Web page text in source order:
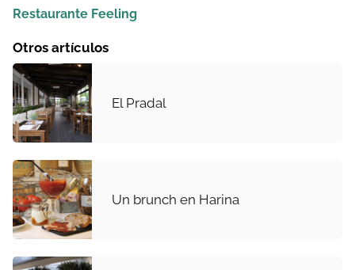
Restaurante Feeling
Otros artículos
El Pradal
Un brunch en Harina